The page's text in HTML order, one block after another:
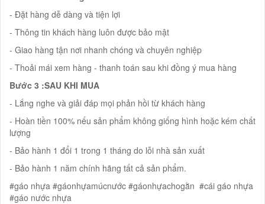
- Đặt hàng dễ dàng và tiện lợi
- Thông tin khách hàng luôn được bảo mật
- Giao hàng tận nơi nhanh chóng và chuyên nghiệp
- Thoải mái xem hàng - thanh toán sau khi đồng ý mua hàng
Bước 3 :SAU KHI MUA
- Lắng nghe và giải đáp mọi phản hồi từ khách hàng
- Hoàn tiền 100% nếu sản phẩm không giống hình hoặc kém chất
lượng
- Bảo hành 1 đổi 1 trong 1 tháng do lỗi nhà sản xuất
- Bảo hành 1 năm chính hãng tất cả sản phẩm.
#gáo nhựa #gáonhựamúcnước #gáonhựachogằn #cái gáo nhựa
#gáo nước nhựa